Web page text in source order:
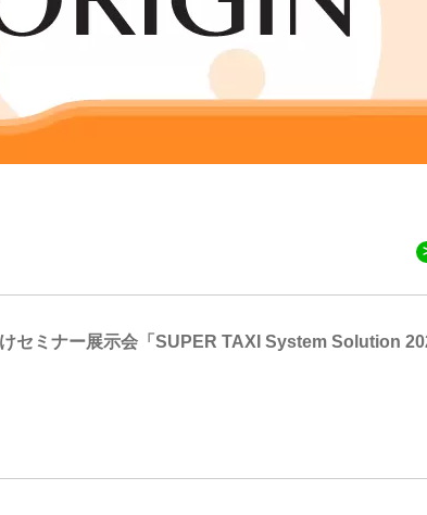
セミナー展示会「SUPER TAXI System Solution